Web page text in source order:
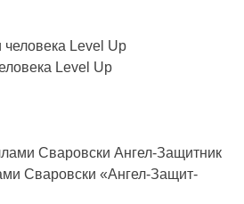
Level Up
Сва­ров­ски «Ангел-Защит­